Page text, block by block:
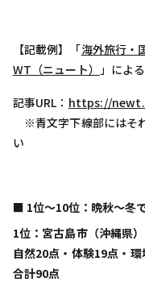
【記載例】「海外旅行・
WT（ニュート） 」によ
記事URL： https://
※青文字下線部にはそ
い
■ 1位〜10位：晩秋〜冬
1位：宮古島市（沖縄県）
自然20点・体験19点・
合計90点